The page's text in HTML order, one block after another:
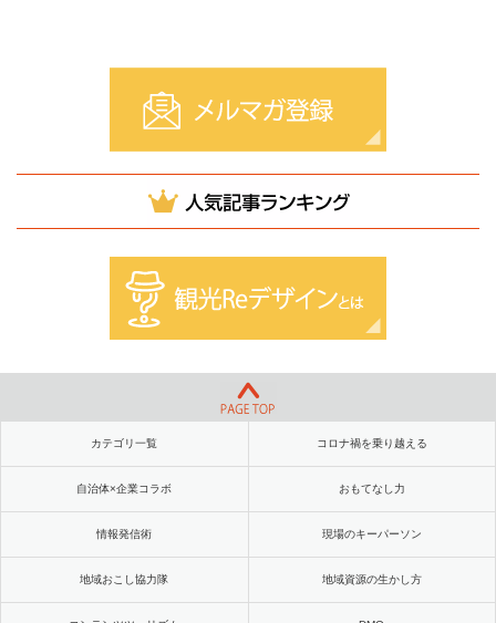
カテゴリ一覧 コロナ禍を乗り越える
自治体×企業コラボ おもてなし力
情報発信術 現場のキーパーソン
地域おこし協力隊 地域資源の生かし方